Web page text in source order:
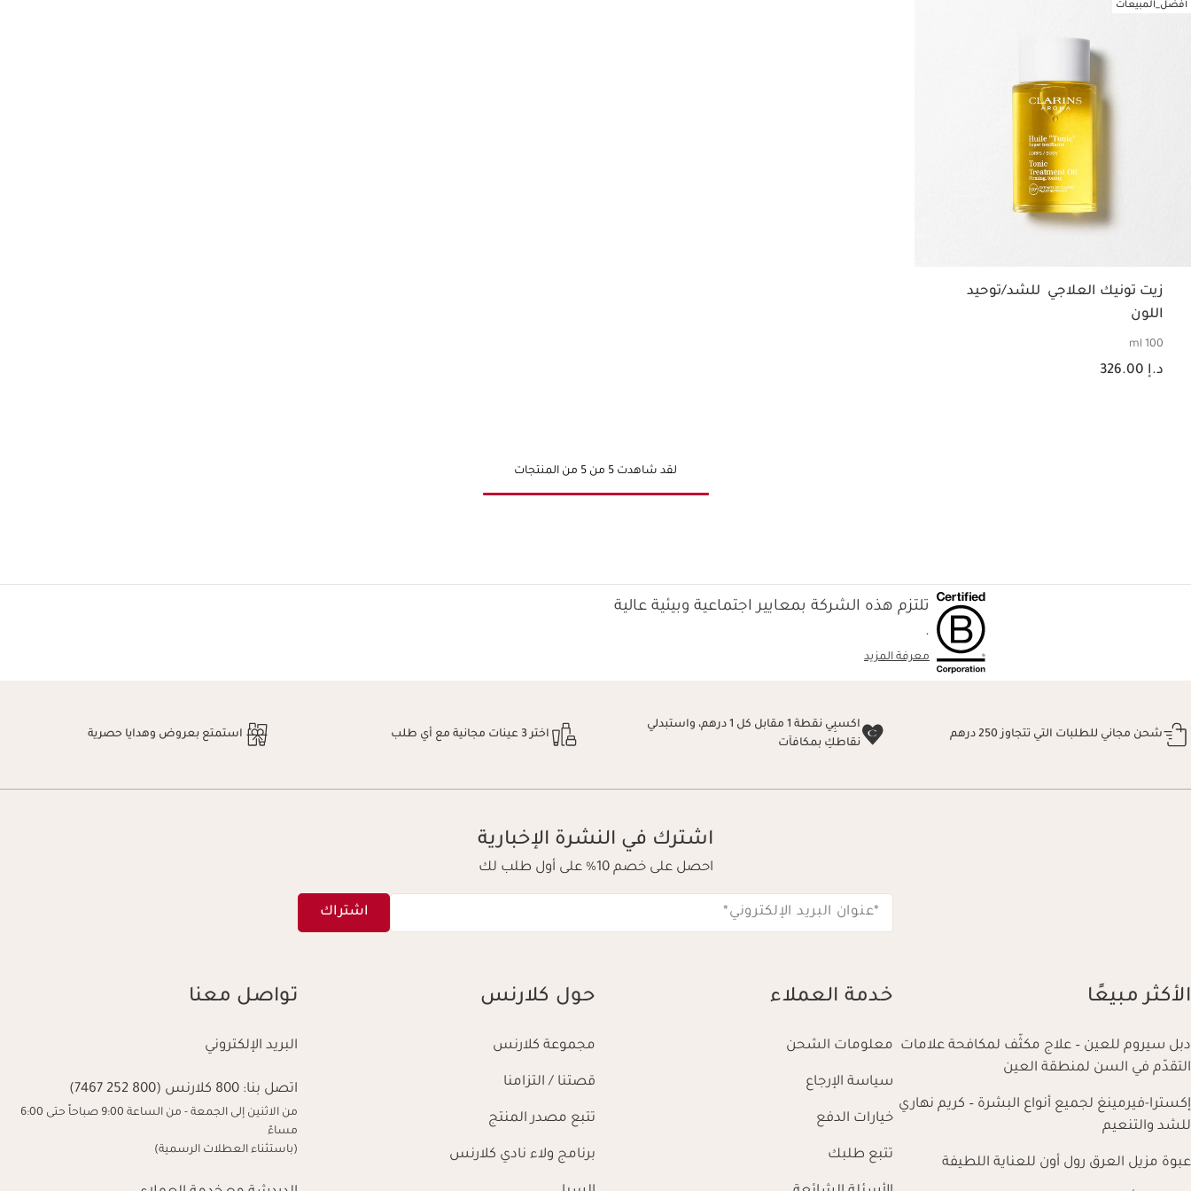
أفضل_المبيعات
زيت تونيك العلاجي للشد/توحيد
اللون
100 ml
السعر الحالي هو د.إ 326.00
د.إ 326.00
لقد شاهدت 5 من 5 من المنتجات
تلتزم هذه الشركة بمعايير اجتماعية وبيئية عالية
.
معرفة المزيد
شحن مجاني للطلبات التي تتجاوز 250 درهم
اكسبِي نقطة 1 مقابل كل 1 درهم، واستبدلي
نقاطكِ بمكافآت
اختر 3 عينات مجانية مع أي طلب استمتع بعروض وهدايا حصرية
اشترك في النشرة الإخبارية
احصل على خصم 10% على أول طلب لك
*عنوان البريد الإلكتروني* اشتراك
الأكثر مبيعًا
دبل سيروم للعين – علاج مكثّف لمكافحة علامات
التقدّم في السن لمنطقة العين
إكسترا-فيرمينغ لجميع أنواع البشرة – كريم نهاري
للشد والتنعيم
عبوة مزيل العرق رول أون للعناية اللطيفة
خدمة العملاء
معلومات الشحن
سياسة الإرجاع
خيارات الدفع
تتبع طلبك
حول كلارنس
مجموعة كلارنس
قصتنا / التزامنا
تتبع مصدر المنتج
برنامج ولاء نادي كلارنس
تواصل معنا
البريد الإلكتروني
اتصل بنا: 800 كلارنس (800 252 7467)
من الاثنين إلى الجمعة - من الساعة 9:00 صباحاً حتى 6:00
مساءً
(باستثناء العطلات الرسمية)